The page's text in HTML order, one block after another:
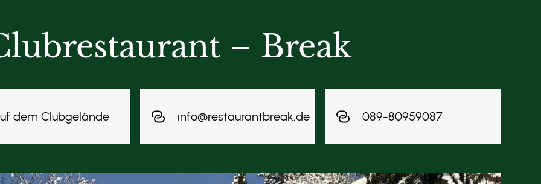
– Break
dem Clubgelände info@restaurantbreak.de 089-80959087